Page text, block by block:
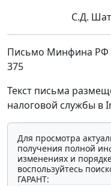
С.Д.
Письмо Минфина РФ
375
Текст письма
налоговой службы в
Для просмотра
получения полной
изменениях и
воспользуйтесь
ГАРАНТ: